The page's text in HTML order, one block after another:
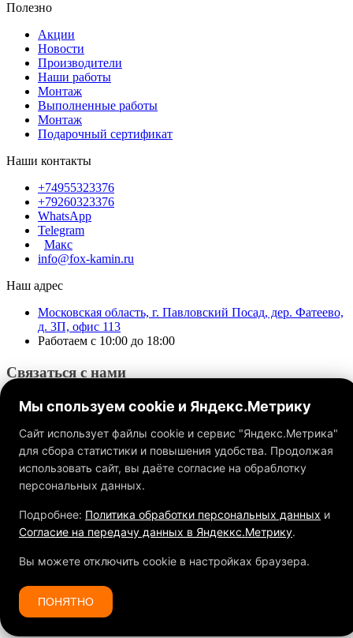
Полезно
Акции
Новости
Производители
Наши работы
Монтаж
Выполненные работы
Монтаж
Подарочный сертификат
Наши контакты
+74955323376
+79260323376
WhatsApp
Telegram
Макс
info@fox-kamin.ru
Наш адрес
Московская область, г. Павловский Посад, дер. Фатеево,
д. 3П, офис 113
Работаем с 10:00 до 18:00
Связаться с нами
Обращаем ваше внимание на то, что данный интернет-сайт, а
также вся информация о товарах и ценах, предоставленная на
при каких условиях не является публичной офертой,
определяемой положениями Статьи 437 ГК РФ.
Мы спользуем cookie и Яндекс.Метрику
Сайт использует файлы cookie и сервис "Яндекс.Метрика"
для сбора статистики и повышения удобства. Продолжая
использовать сайт, вы даёте согласие на обраблотку
персональных данных.
Подробнее: Политика обработки персональных данных и
Согласие на передачу данных в Яндеккс.Метрику.
Вы можете отключить cookie в настройках браузера.
ПОНЯТНО
Спасибо за Ваш заказ!